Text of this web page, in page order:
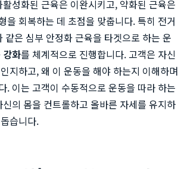
성화된 근육은 이완시키고, 약화된 근육은
을 회복하는 데 초점을 맞춥니다. 특히 전거
같은 심부 안정화 근육을 타겟으로 하는 운
강화를 체계적으로 진행합니다. 고객은 자신
지하고, 왜 이 운동을 해야 하는지 이해하며
. 이는 고객이 수동적으로 운동을 따라 하는
의 몸을 컨트롤하고 올바른 자세를 유지하
습니다.